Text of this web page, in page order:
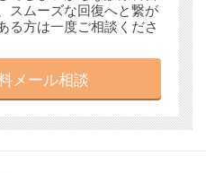
スムーズな回復へと繋が
る方は一度ご相談くださ
メール相談